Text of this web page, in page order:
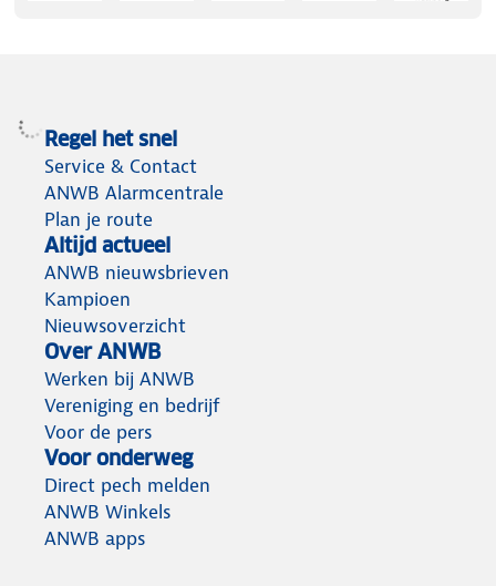
Regel het snel
Service & Contact
ANWB Alarmcentrale
Plan je route
Altijd actueel
ANWB nieuwsbrieven
Kampioen
Nieuwsoverzicht
Over ANWB
Werken bij ANWB
Vereniging en bedrijf
Voor de pers
Voor onderweg
Direct pech melden
ANWB Winkels
ANWB apps